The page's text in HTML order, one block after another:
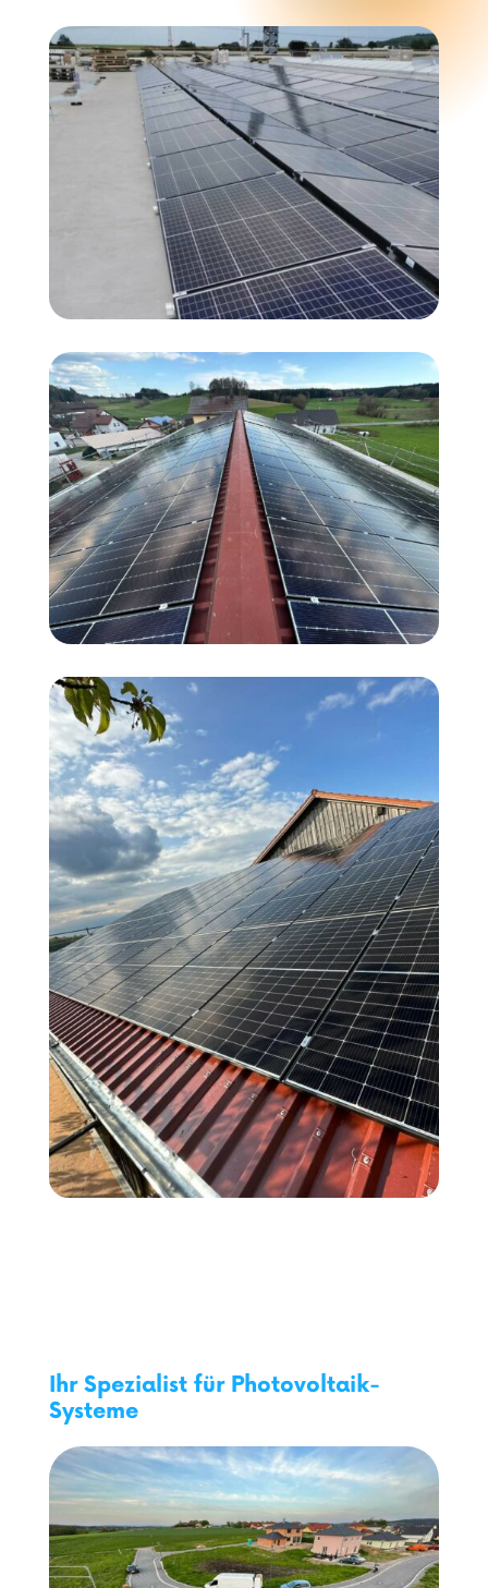
Ihr Spezialist für Photovoltaik-
Systeme